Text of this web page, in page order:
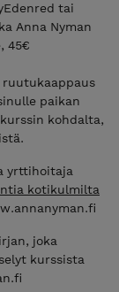
tai
Anna Nyman
45€
paikan
kohdalta,
yrttihoitaja
kotikulmilta
joka
kurssista